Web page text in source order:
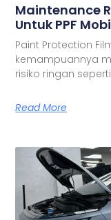
Maintenance
Untuk PPF
Paint Protection
kemampuannya
risiko ringan
Read More